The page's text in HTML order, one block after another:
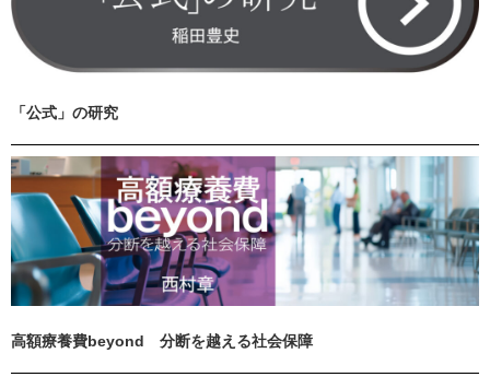
「公式」の研究
高額療養費beyond 分断を越える社会保障